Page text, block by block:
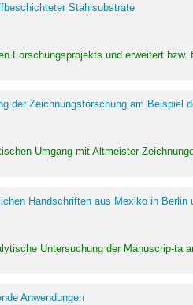
Stahlsubstrate
Forschungsprojekts und erweitert
der Zeichnungsforschung am Beispiel
Umgang mit Altmeister-
Handschriften aus Mexiko in Berlin
Untersuchung der Manuscrip-ta
Anwendungen